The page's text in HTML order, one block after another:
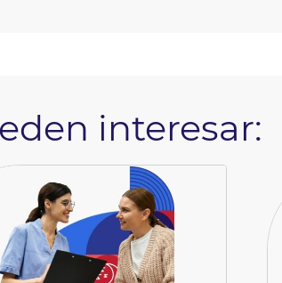
interesar: